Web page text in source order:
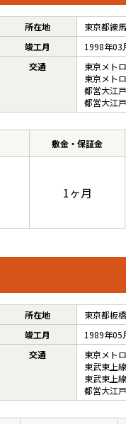
所在地
東京都練
竣工月
1998年03
交通
東京メト
東京メト
都営大江
都営大江
敷金・保証金
1ヶ月
所在地
東京都板
竣工月
1989年05
交通
東京メト
東武東上線
東武東上線
都営大江